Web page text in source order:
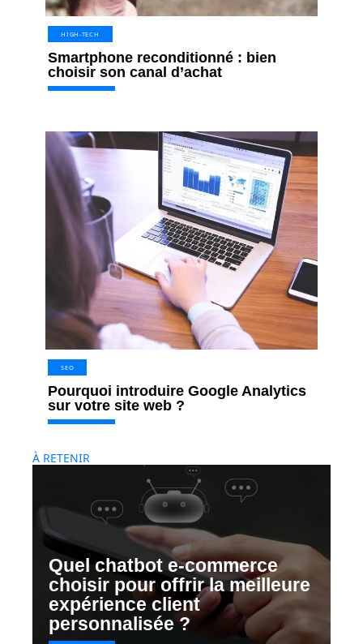
HIGH-TECH
Smartphone reconditionné : bien
choisir son canal d’achat
SEO
Pourquoi introduire Google Analytics
sur votre site web ?
À RETENIR
Quel chatbot e-commerce
choisir pour offrir la meilleure
expérience client
personnalisée ?